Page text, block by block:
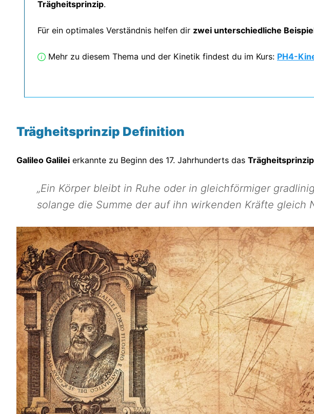
Trägheitsprinzip.
Für ein optimales Verständnis helfen dir zwei unterschiedliche
Mehr zu diesem Thema und der Kinetik findest du im Kurs: PH4-
Trägheitsprinzip Definition
Galileo Galilei erkannte zu Beginn des 17. Jahrhunderts das
„Ein Körper bleibt in Ruhe oder in gleichförmiger
solange die Summe der auf ihn wirkenden Kräfte gleich